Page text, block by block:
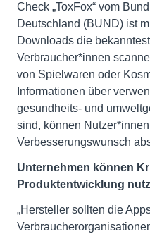
Check „ToxFox“ vom
Deutschland (BUND) ist
Downloads die
Verbraucher*innen
von Spielwaren oder
Informationen über
gesundheits- und
sind, können
Verbesserungswunsch
Unternehmen können
Produktentwicklung
„Hersteller sollten die